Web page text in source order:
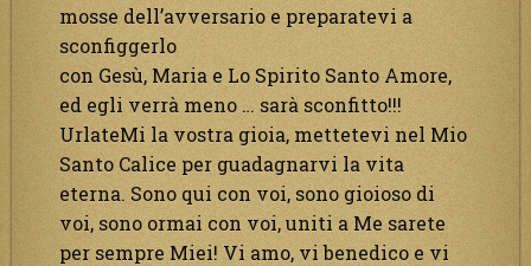
mosse dell’avversario e preparatevi a
sconfiggerlo
con Gesù, Maria e Lo Spirito Santo Amore,
ed egli verrà meno … sarà sconfitto!!!
UrlateMi la vostra gioia, mettetevi nel Mio
Santo Calice per guadagnarvi la vita
eterna. Sono qui con voi, sono gioioso di
voi, sono ormai con voi, uniti a Me sarete
per sempre Miei! Vi amo, vi benedico e vi